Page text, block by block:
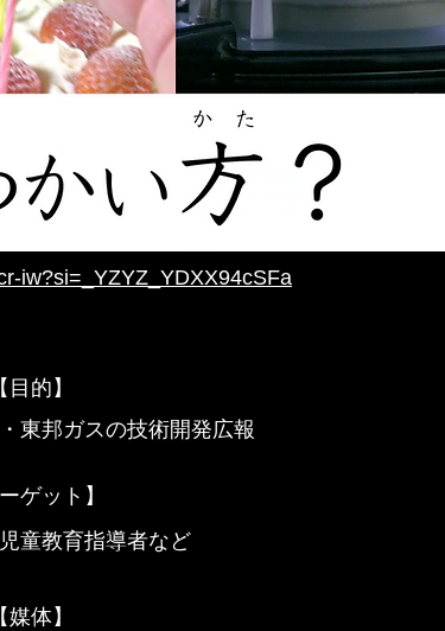
iw?si=_YZYZ_YDXX94cSFa
【目的】
東邦ガスの技術開発広報
ゲット】
童教育指導者など
【媒体】